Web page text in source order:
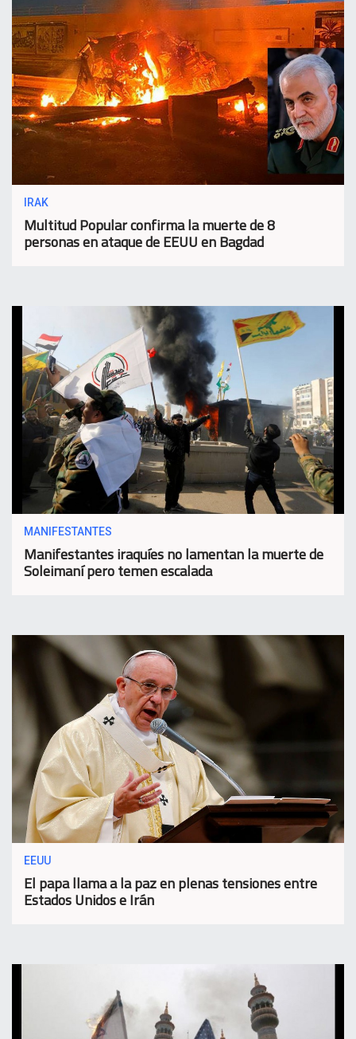
IRAK
Multitud Popular confirma la muerte de 8
personas en ataque de EEUU en Bagdad
MANIFESTANTES
Manifestantes iraquíes no lamentan la muerte de
Soleimaní pero temen escalada
EEUU
El papa llama a la paz en plenas tensiones entre
Estados Unidos e Irán